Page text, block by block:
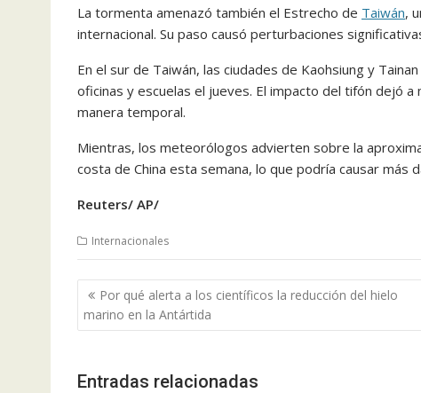
La tormenta amenazó también el Estrecho de Taiwán,
internacional. Su paso causó perturbaciones
En el sur de Taiwán, las ciudades de Kaohsiung y
oficinas y escuelas el jueves. El impacto del tifón dejó
manera temporal.
Mientras, los meteorólogos advierten sobre la
costa de China esta semana, lo que podría causar
Reuters/ AP/
Internacionales
Navegación
de
entradas
Por qué alerta a los científicos la reducción del hielo
marino en la Antártida
Entradas relacionadas